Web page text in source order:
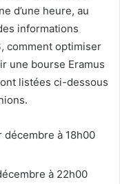
d’une heure, au
informations
comment optimiser
une bourse Eramus
listées ci-dessous
à 18h00
à 22h00